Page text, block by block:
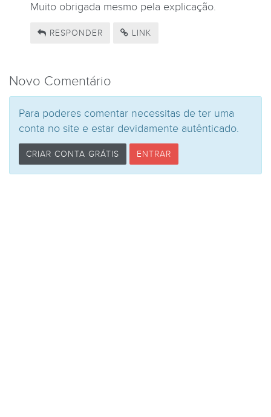
Muito obrigada mesmo pela explicação.
RESPONDER LINK
Novo Comentário
Para poderes comentar necessitas de ter uma
conta no site e estar devidamente autênticado.
CRIAR CONTA GRÁTIS ENTRAR